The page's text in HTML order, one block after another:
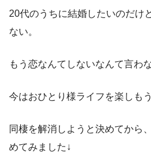
20代のうちに結婚したいのだけ
ない。
もう恋なんてしないなんて言わ
今はおひとり様ライフを楽しも
同棲を解消しようと決めてから
めてみました↓